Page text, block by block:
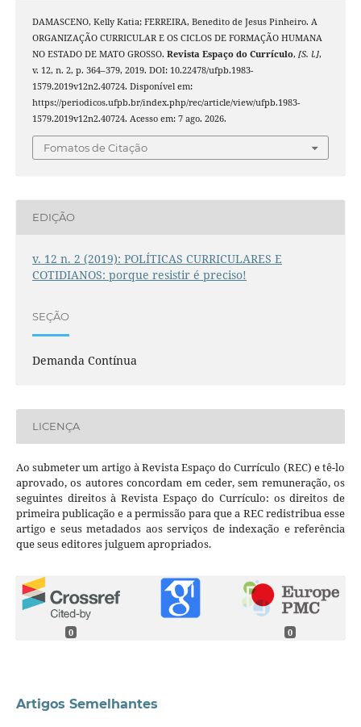
DAMASCENO, Kelly Katia; FERREIRA, Benedito de Jesus Pinheiro. A
ORGANIZAÇÃO CURRICULAR E OS CICLOS DE FORMAÇÃO HUMANA
NO ESTADO DE MATO GROSSO. Revista Espaço do Currículo, [S. l.],
v. 12, n. 2, p. 364–379, 2019. DOI: 10.22478/ufpb.1983-
1579.2019v12n2.40724. Disponível em:
https://periodicos.ufpb.br/index.php/rec/article/view/ufpb.1983-
1579.2019v12n2.40724. Acesso em: 7 ago. 2026.
Fomatos de Citação
EDIÇÃO
v. 12 n. 2 (2019): POLÍTICAS CURRICULARES E
COTIDIANOS: porque resistir é preciso!
SEÇÃO
Demanda Contínua
LICENÇA
Ao submeter um artigo à Revista Espaço do Currículo (REC) e tê-lo
aprovado, os autores concordam em ceder, sem remuneração, os
seguintes direitos à Revista Espaço do Currículo: os direitos de
primeira publicação e a permissão para que a REC redistribua esse
artigo e seus metadados aos serviços de indexação e referência
que seus editores julguem apropriados.
0 0
Artigos Semelhantes